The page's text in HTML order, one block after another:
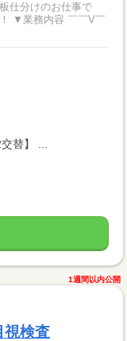
替】 ...
1週間以内公開
視検査